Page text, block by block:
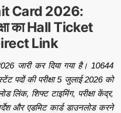
Card 2026:
का Hall Ticket
Link
जारी कर दिया गया है। 10644
पदों की परीक्षा 5 जुलाई 2026 को
लिंक, शिफ्ट टाइमिंग, परीक्षा केंद्र,
और एडमिट कार्ड डाउनलोड करने